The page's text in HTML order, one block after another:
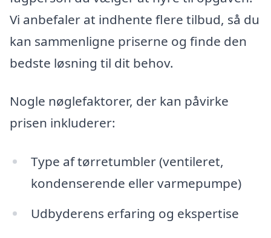
Vi anbefaler at indhente flere tilbud, så du
kan sammenligne priserne og finde den
bedste løsning til dit behov.
Nogle nøglefaktorer, der kan påvirke
prisen inkluderer:
Type af tørretumbler (ventileret,
kondenserende eller varmepumpe)
Udbyderens erfaring og ekspertise